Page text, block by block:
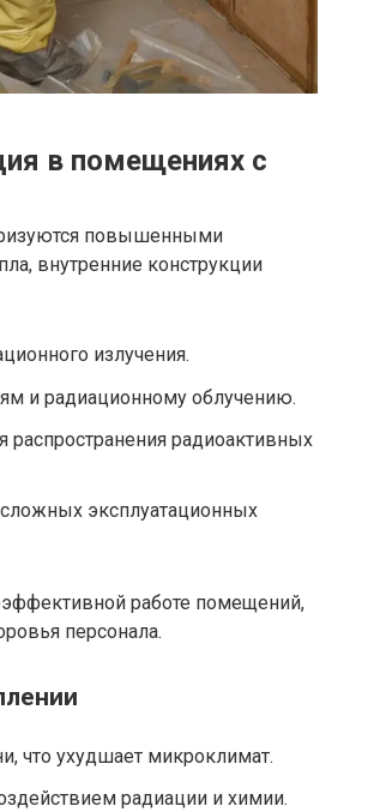
в помещениях с
повышенными
внутренние конструкции
излучения.
и радиационному облучению.
распространения радиоактивных
эксплуатационных
работе помещений,
персонала.
что ухудшает микроклимат.
радиации и химии.